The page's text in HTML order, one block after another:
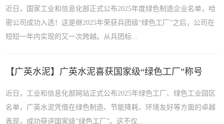
近日，国家工业和信息化部正式公布2025年度绿色制造企业名单，哈
密公司成功入选！这是继2025年荣获兵团级“绿色工厂”之后，公司在
短短一年内实现的又一次跨越。从兵团标...
【广英水泥】广英水泥喜获国家级“绿色工厂”称号
近日，工业和信息化部网站正式公布2025年绿色工厂、绿色工业园区
名单，广英水泥凭借在绿色制造、节能降耗、环境友好等方面的卓越
表现，成功获评国家级“绿色工厂”。这不仅...